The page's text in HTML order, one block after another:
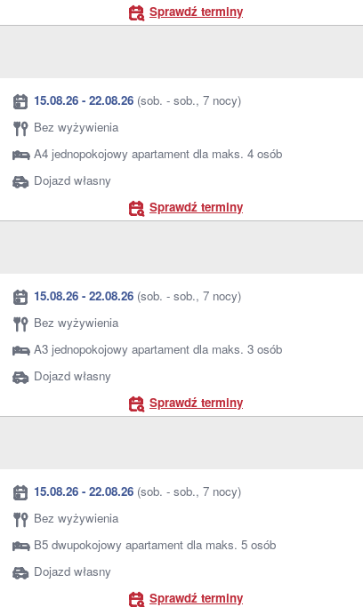
Sprawdź terminy
15.08.26 - 22.08.26 (sob. - sob., 7 nocy)
Bez wyżywienia
A4 jednopokojowy apartament dla maks. 4 osób
Dojazd własny
Sprawdź terminy
15.08.26 - 22.08.26 (sob. - sob., 7 nocy)
Bez wyżywienia
A3 jednopokojowy apartament dla maks. 3 osób
Dojazd własny
Sprawdź terminy
15.08.26 - 22.08.26 (sob. - sob., 7 nocy)
Bez wyżywienia
B5 dwupokojowy apartament dla maks. 5 osób
Dojazd własny
Sprawdź terminy